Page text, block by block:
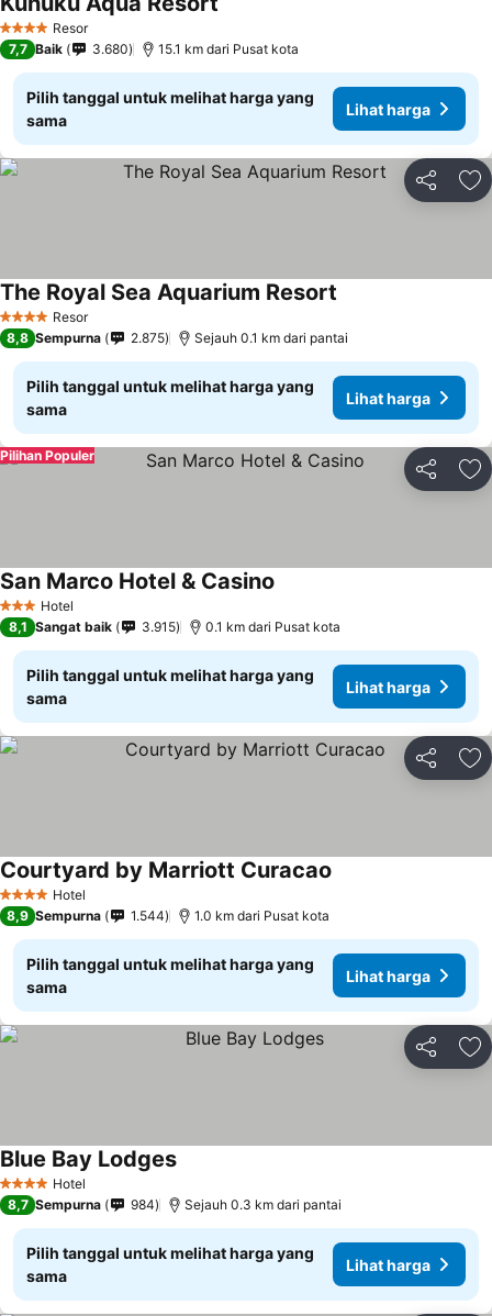
4 BintangResor
7,7 Baik 3.680 15.1 km dari Pusat kota
Pilih tanggal untuk melihat harga yang
sama
Lihat harga
Bagikan
4 BintangResor
The Royal Sea Aquarium Resort
8,8 Sempurna 2.875 Sejauh 0.1 km dari pantai
Pilih tanggal untuk melihat harga yang
sama
Lihat harga
Bagikan
Pilihan Populer
3 BintangHotel
San Marco Hotel & Casino
8,1 Sangat baik 3.915 0.1 km dari Pusat kota
Pilih tanggal untuk melihat harga yang
sama
Lihat harga
Bagikan
4 BintangHotel
Courtyard by Marriott Curacao
8,9 Sempurna 1.544 1.0 km dari Pusat kota
Pilih tanggal untuk melihat harga yang
sama
Lihat harga
Bagikan
4 BintangHotel
Blue Bay Lodges
8,7 Sempurna 984 Sejauh 0.3 km dari pantai
Pilih tanggal untuk melihat harga yang
sama
Lihat harga